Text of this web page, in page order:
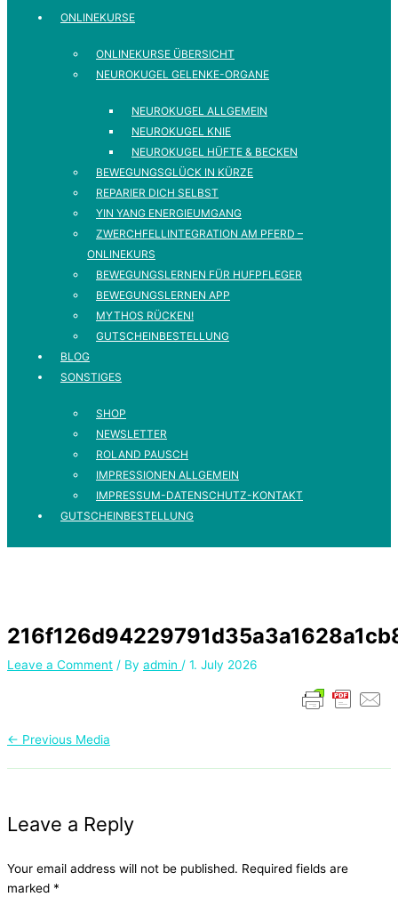
ONLINEKURSE
ONLINEKURSE ÜBERSICHT
NEUROKUGEL GELENKE-ORGANE
NEUROKUGEL ALLGEMEIN
NEUROKUGEL KNIE
NEUROKUGEL HÜFTE & BECKEN
BEWEGUNGSGLÜCK IN KÜRZE
REPARIER DICH SELBST
YIN YANG ENERGIEUMGANG
ZWERCHFELLINTEGRATION AM PFERD –
ONLINEKURS
BEWEGUNGSLERNEN FÜR HUFPFLEGER
BEWEGUNGSLERNEN APP
MYTHOS RÜCKEN!
GUTSCHEINBESTELLUNG
BLOG
SONSTIGES
SHOP
NEWSLETTER
ROLAND PAUSCH
IMPRESSIONEN ALLGEMEIN
IMPRESSUM-DATENSCHUTZ-KONTAKT
GUTSCHEINBESTELLUNG
Leave a Comment / By admin / 1. July 2026
← Previous Media
Leave a Reply
Your email address will not be published. Required fields are
marked *